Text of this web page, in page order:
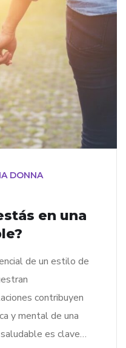
DONNA
en una
de un estilo de
contribuyen
y mental de una
es clave…